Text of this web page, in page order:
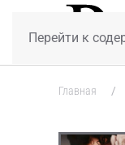
Перейти к
Главная